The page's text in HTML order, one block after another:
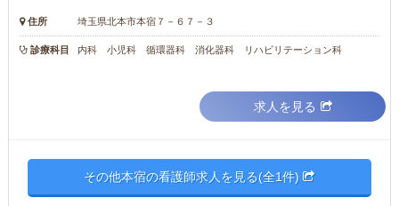
住所 埼玉県北本市本宿７－６７－３
診療科目 内科 小児科 循環器科 消化器科 リハビリテーション科
求人を見る
その他本宿の看護師求人を見る(全1件)